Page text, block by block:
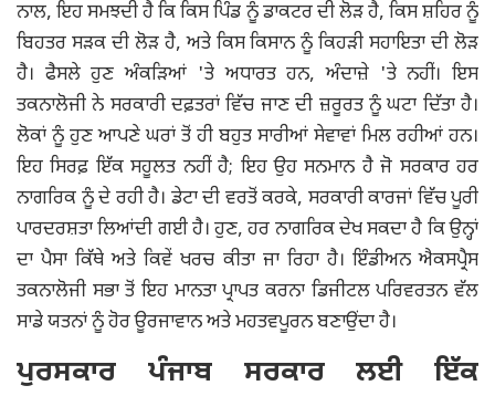
ਨਾਲ, ਇਹ ਸਮਝਦੀ ਹੈ ਕਿ ਕਿਸ ਪਿੰਡ ਨੂੰ ਡਾਕਟਰ ਦੀ ਲੋੜ ਹੈ, ਕਿਸ ਸ਼ਹਿਰ ਨੂੰ
ਬਿਹਤਰ ਸੜਕ ਦੀ ਲੋੜ ਹੈ, ਅਤੇ ਕਿਸ ਕਿਸਾਨ ਨੂੰ ਕਿਹੜੀ ਸਹਾਇਤਾ ਦੀ ਲੋੜ
ਹੈ। ਫੈਸਲੇ ਹੁਣ ਅੰਕੜਿਆਂ 'ਤੇ ਅਧਾਰਤ ਹਨ, ਅੰਦਾਜ਼ੇ 'ਤੇ ਨਹੀਂ। ਇਸ
ਤਕਨਾਲੋਜੀ ਨੇ ਸਰਕਾਰੀ ਦਫ਼ਤਰਾਂ ਵਿੱਚ ਜਾਣ ਦੀ ਜ਼ਰੂਰਤ ਨੂੰ ਘਟਾ ਦਿੱਤਾ ਹੈ।
ਲੋਕਾਂ ਨੂੰ ਹੁਣ ਆਪਣੇ ਘਰਾਂ ਤੋਂ ਹੀ ਬਹੁਤ ਸਾਰੀਆਂ ਸੇਵਾਵਾਂ ਮਿਲ ਰਹੀਆਂ ਹਨ।
ਇਹ ਸਿਰਫ਼ ਇੱਕ ਸਹੂਲਤ ਨਹੀਂ ਹੈ; ਇਹ ਉਹ ਸਨਮਾਨ ਹੈ ਜੋ ਸਰਕਾਰ ਹਰ
ਨਾਗਰਿਕ ਨੂੰ ਦੇ ਰਹੀ ਹੈ। ਡੇਟਾ ਦੀ ਵਰਤੋਂ ਕਰਕੇ, ਸਰਕਾਰੀ ਕਾਰਜਾਂ ਵਿੱਚ ਪੂਰੀ
ਪਾਰਦਰਸ਼ਤਾ ਲਿਆਂਦੀ ਗਈ ਹੈ। ਹੁਣ, ਹਰ ਨਾਗਰਿਕ ਦੇਖ ਸਕਦਾ ਹੈ ਕਿ ਉਨ੍ਹਾਂ
ਦਾ ਪੈਸਾ ਕਿੱਥੇ ਅਤੇ ਕਿਵੇਂ ਖਰਚ ਕੀਤਾ ਜਾ ਰਿਹਾ ਹੈ। ਇੰਡੀਅਨ ਐਕਸਪ੍ਰੈਸ
ਤਕਨਾਲੋਜੀ ਸਭਾ ਤੋਂ ਇਹ ਮਾਨਤਾ ਪ੍ਰਾਪਤ ਕਰਨਾ ਡਿਜੀਟਲ ਪਰਿਵਰਤਨ ਵੱਲ
ਸਾਡੇ ਯਤਨਾਂ ਨੂੰ ਹੋਰ ਊਰਜਾਵਾਨ ਅਤੇ ਮਹਤਵਪੂਰਨ ਬਣਾਉਂਦਾ ਹੈ।
ਪੁਰਸਕਾਰ ਪੰਜਾਬ ਸਰਕਾਰ ਲਈ ਇੱਕ